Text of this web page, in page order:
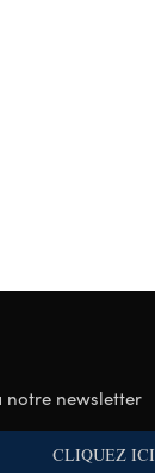
notre newsletter
CLIQUEZ ICI